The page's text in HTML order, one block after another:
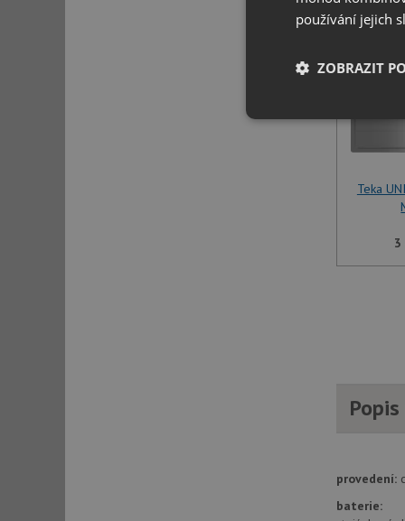
Teka
3
provedení:
baterie:
používání jejich
ZOBRAZIT
Nezbytně
Nezbytně
Nezbytně nutné
stránky nelze bez